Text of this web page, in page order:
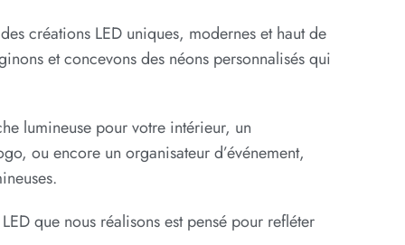
créations LED uniques, modernes et haut de
et concevons des néons personnalisés qui
lumineuse pour votre intérieur, un
ou encore un organisateur d’événement,
que nous réalisons est pensé pour refléter